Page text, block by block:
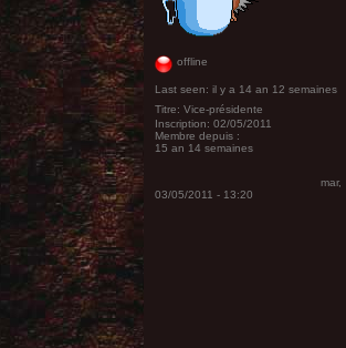
offline
Last seen: il y a 14 an 12 semaines
Titre: Vice-présidente
Inscription: 02/05/2011
Membre depuis :
15 an 14 semaines
mar,
03/05/2011 - 13:20